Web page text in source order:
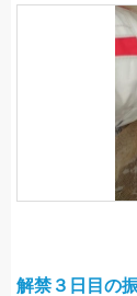
解禁３日目の